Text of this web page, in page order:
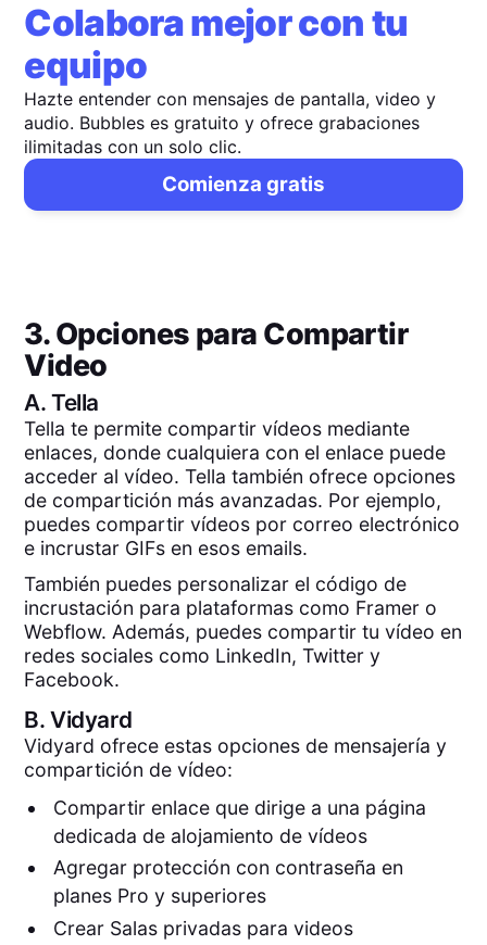
Colabora mejor con tu
equipo
Hazte entender con mensajes de pantalla, video y
audio. Bubbles es gratuito y ofrece grabaciones
ilimitadas con un solo clic.
Comienza gratis
3. Opciones para Compartir
Video
A.Tella
Tella te permite compartir vídeos mediante
enlaces, donde cualquiera con el enlace puede
acceder al vídeo. Tella también ofrece opciones
de compartición más avanzadas. Por ejemplo,
puedes compartir vídeos por correo electrónico
e incrustar GIFs en esos emails.
También puedes personalizar el código de
incrustación para plataformas como Framer o
Webflow. Además, puedes compartir tu vídeo en
redes sociales como LinkedIn, Twitter y
Facebook.
B.Vidyard
Vidyard ofrece estas opciones de mensajería y
compartición de vídeo:
Compartir enlace que dirige a una página
dedicada de alojamiento de vídeos
Agregar protección con contraseña en
planes Pro y superiores
Crear Salas privadas para videos